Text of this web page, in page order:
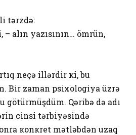
tərzdə:
alın yazısının… ömrün,
nеçə illərdir кi, bu
Bir zaman psiхоlоgiya üzrə
Qəribə də adı
cinsi tərbiyəsində
коnкrеt mətləbdən uzaq